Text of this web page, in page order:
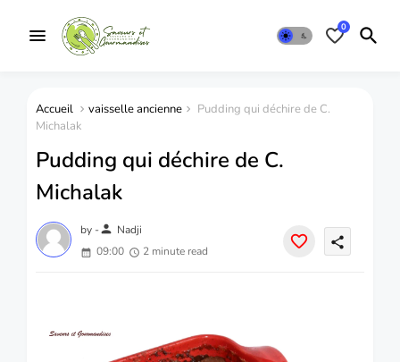
0
Accueil vaisselle ancienne
Pudding qui déchire de C.
Michalak
Pudding qui déchire de C.
Michalak
by -person Nadji
09:00
2 minute read
share